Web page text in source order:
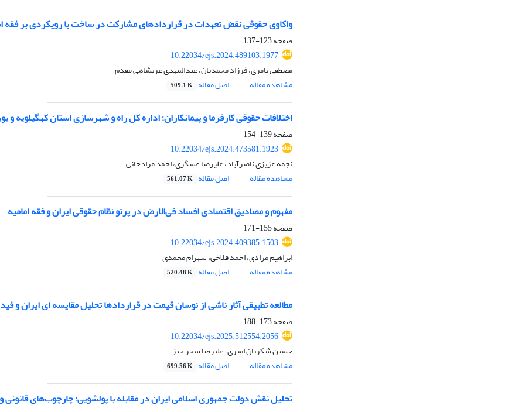
واکاوی حقوقی نقض تعهدات در قراردادهای مشارکت در ساخت با رویکردی بر فقه
صفحه123-137
10.22034/ejs.2024.489103.1977
مصطفی بامری، فرزاد محمدیان، عبدالمهدی عربشاهی مقدم
مشاهده مقاله
اصل مقاله 509.1 K
اختلافات حقوقی کارفرما و پیمانکاران؛ اداره کل راه و شهرسازی استان کهگیلویه و
صفحه139-154
10.22034/ejs.2024.473581.1923
نجمه عزیزی ناصرآباد، علیرضا عسگری، احمد مرادخانی
مشاهده مقاله
اصل مقاله 561.07 K
مفهوم و مصادیق اقتصادی افساد فی‌الارض در پرتو نظام حقوقی ایران و فقه امامیه
صفحه155-171
10.22034/ejs.2024.409385.1503
ابراهیم مرادی، احمد فلاحی، شهرام محمدی
مشاهده مقاله
اصل مقاله 520.48 K
مطالعه تطبیقی آثار ناشی از نوسان قیمت در قراردادها تحلیل مقایسه ای ایران و
صفحه173-188
10.22034/ejs.2025.512554.2056
حسین شکریان امیری، علیرضا سحر خیز
مشاهده مقاله
اصل مقاله 699.56 K
تحلیل نقش دولت جمهوری اسلامی ایران در مقابله با پولشویی: چارچوب‌های قانونی